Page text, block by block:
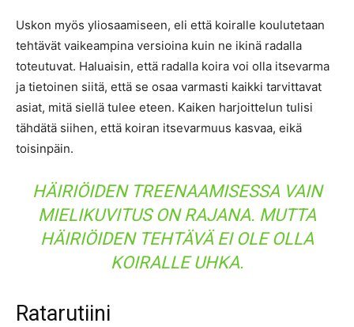
Uskon myös yliosaamiseen, eli että koiralle koulutetaan
tehtävät vaikeampina versioina kuin ne ikinä radalla
toteutuvat. Haluaisin, että radalla koira voi olla itsevarma
ja tietoinen siitä, että se osaa varmasti kaikki tarvittavat
asiat, mitä siellä tulee eteen. Kaiken harjoittelun tulisi
tähdätä siihen, että koiran itsevarmuus kasvaa, eikä
toisinpäin.
HÄIRIÖIDEN TREENAAMISESSA VAIN
MIELIKUVITUS ON RAJANA. MUTTA
HÄIRIÖIDEN TEHTÄVÄ EI OLE OLLA
KOIRALLE UHKA.
Ratarutiini